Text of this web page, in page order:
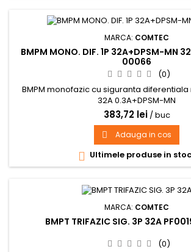
MARCA: COMTEC
BMPM MONO. DIF. 1P 32A+DPSM-MN
00066
(0)
BMPM monofazic cu siguranta
32A 0.3A+DPSM-MN
383,72 lei / buc
 Adauga in cos
 Ultimele produse in stoc
MARCA: COMTEC
BMPT TRIFAZIC SIG. 3P 32A
(0)